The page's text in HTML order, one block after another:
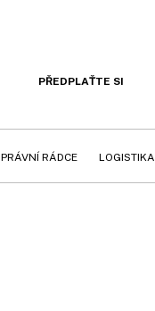
PŘEDPLAŤTE SI
PRÁVNÍ RÁDCE LOGISTIKA